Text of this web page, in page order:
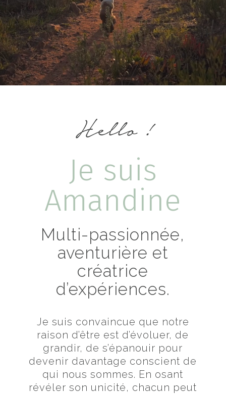
Hello !
Je suis
Amandine
Multi-passionnée,
aventurière et
créatrice
d’expériences.
Je suis convaincue que notre
raison d’être est d’évoluer, de
grandir, de s’épanouir pour
devenir davantage conscient de
qui nous sommes. En osant
révéler son unicité, chacun peut